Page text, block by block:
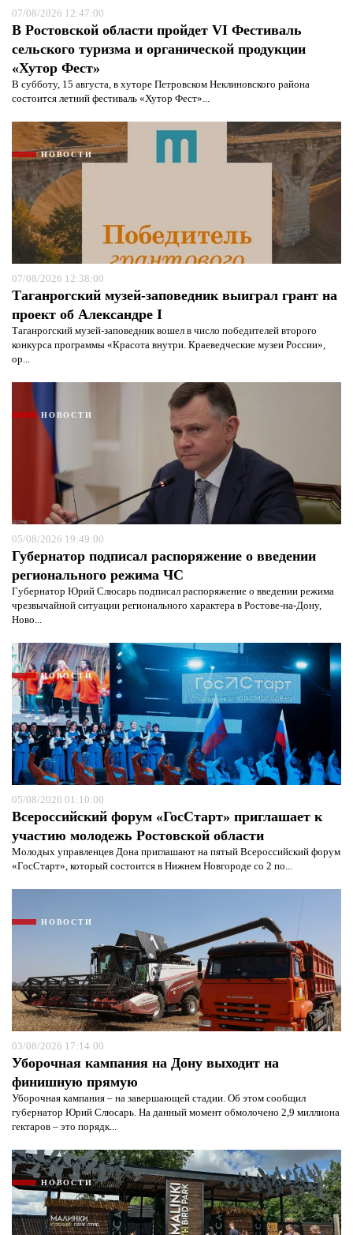
07/08/2026 12:47:00
В Ростовской области пройдет VI Фестиваль
сельского туризма и органической продукции
«Хутор Фест»
В субботу, 15 августа, в хуторе Петровском Неклиновского района
состоится летний фестиваль «Хутор Фест»...
НОВОСТИ
07/08/2026 12:38:00
Таганрогский музей-заповедник выиграл грант на
проект об Александре I
Таганрогский музей-заповедник вошел в число победителей второго
конкурса программы «Красота внутри. Краеведческие музеи России»,
ор...
НОВОСТИ
05/08/2026 19:49:00
Губернатор подписал распоряжение о введении
регионального режима ЧС
Губернатор Юрий Слюсарь подписал распоряжение о введении режима
чрезвычайной ситуации регионального характера в Ростове-на-Дону,
Ново...
НОВОСТИ
05/08/2026 01:10:00
Всероссийский форум «ГосСтарт» приглашает к
участию молодежь Ростовской области
Молодых управленцев Дона приглашают на пятый Всероссийский форум
«ГосСтарт», который состоится в Нижнем Новгороде со 2 по...
НОВОСТИ
03/08/2026 17:14:00
Уборочная кампания на Дону выходит на
финишную прямую
Уборочная кампания – на завершающей стадии. Об этом сообщил
губернатор Юрий Слюсарь. На данный момент обмолочено 2,9 миллиона
гектаров – это порядк...
НОВОСТИ